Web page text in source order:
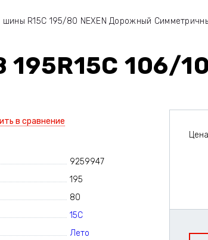
шины R15C 195/80 NEXEN Дорожный
195R15C 106/
в сравнение
9259947
195
80
15C
Лето